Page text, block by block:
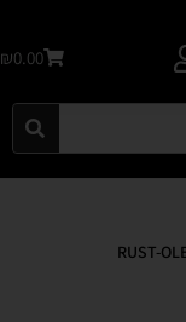
₪0.00